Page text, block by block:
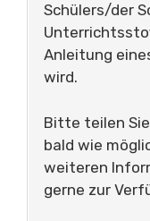
Schülers/der
Anleitung
wird.
Bitte teilen
bald wie
weiteren
gerne zur